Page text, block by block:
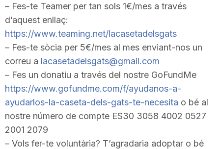
– Fes-te Teamer per tan sols 1€/mes a través
d’aquest enllaç:
https://www.teaming.net/lacasetadelsgats
– Fes-te sòcia per 5€/mes al mes enviant-nos un
correu a lacasetadelsgats@gmail.com
– Fes un donatiu a través del nostre GoFundMe
https://www.gofundme.com/f/ayudanos-a-
ayudarlos-la-caseta-dels-gats-te-necesita o bé al
nostre número de compte ES30 3058 4002 0527
2001 2079
– Vols fer-te voluntària? T’agradaria adoptar o bé